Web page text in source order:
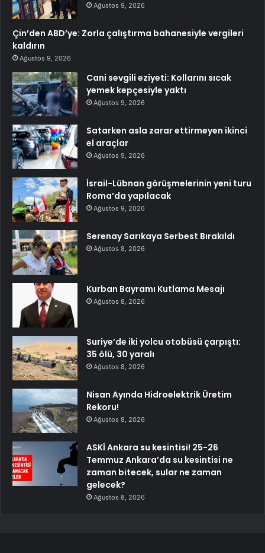
Ağustos 9, 2026
Çin’den ABD’ye: Zorla çalıştırma bahanesiyle vergileri
kaldırın
Ağustos 9, 2026
Cani sevgili eziyeti: Kollarını sıcak
yemek kepçesiyle yaktı
Ağustos 9, 2026
Satarken asla zarar ettirmeyen ikinci
el araçlar
Ağustos 9, 2026
İsrail-Lübnan görüşmelerinin yeni turu
Roma’da yapılacak
Ağustos 9, 2026
Serenay Sarıkaya Serbest Bırakıldı
Ağustos 8, 2026
Kurban Bayramı Kutlama Mesajı
Ağustos 8, 2026
Suriye’de iki yolcu otobüsü çarpıştı:
35 ölü, 30 yaralı
Ağustos 8, 2026
Nisan Ayında Hidroelektrik Üretim
Rekoru!
Ağustos 8, 2026
ASKİ Ankara su kesintisi! 25-26
Temmuz Ankara’da su kesintisi ne
zaman bitecek, sular ne zaman
gelecek?
Ağustos 8, 2026